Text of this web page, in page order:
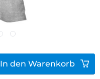
In den Warenkorb